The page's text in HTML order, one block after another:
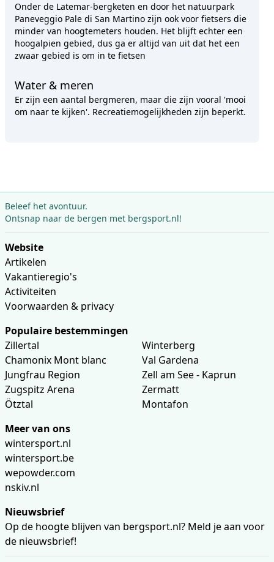
Onder de Latemar-bergketen en door het natuurpark
Paneveggio Pale di San Martino zijn ook voor fietsers die
minder van hoogtemeters houden. Het blijft echter een
hoogalpien gebied, dus ga er altijd van uit dat het een
zwaar gebied is om in te fietsen
Water & meren
Er zijn een aantal bergmeren, maar die zijn vooral 'mooi
om naar te kijken'. Recreatiemogelijkheden zijn beperkt.
Beleef het avontuur.
Ontsnap naar de bergen met bergsport.nl!
Website
Artikelen
Vakantieregio's
Activiteiten
Voorwaarden & privacy
Populaire bestemmingen
Zillertal
Chamonix Mont blanc
Jungfrau Region
Zugspitz Arena
Ötztal
Winterberg
Val Gardena
Zell am See - Kaprun
Zermatt
Montafon
Meer van ons
wintersport.nl
wintersport.be
wepowder.com
nskiv.nl
Nieuwsbrief
Op de hoogte blijven van bergsport.nl? Meld je aan voor
de nieuwsbrief!